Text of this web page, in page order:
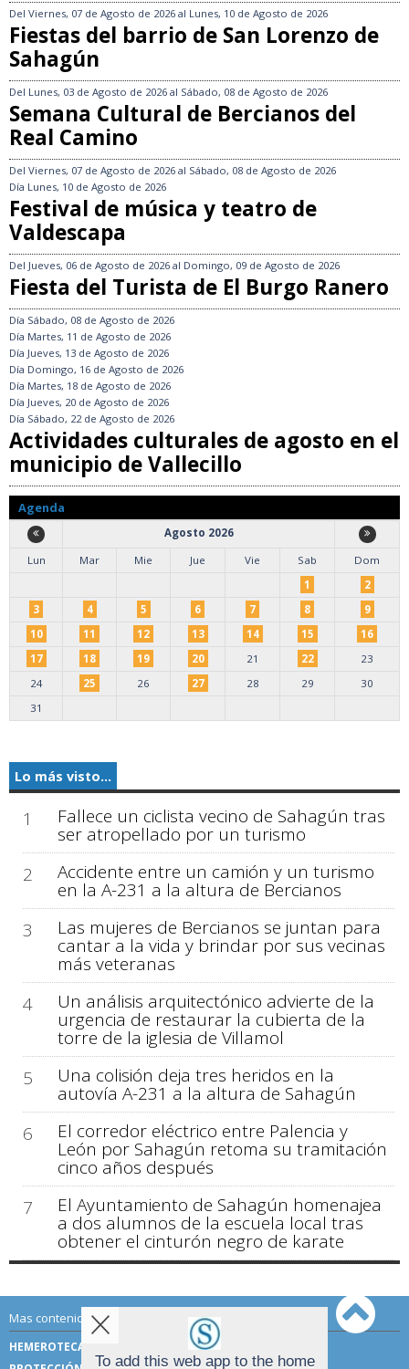
Del Viernes, 07 de Agosto de 2026 al Lunes, 10 de Agosto de 2026
Fiestas del barrio de San Lorenzo de
Sahagún
Del Lunes, 03 de Agosto de 2026 al Sábado, 08 de Agosto de 2026
Semana Cultural de Bercianos del
Real Camino
Del Viernes, 07 de Agosto de 2026 al Sábado, 08 de Agosto de 2026
Día Lunes, 10 de Agosto de 2026
Festival de música y teatro de
Valdescapa
Del Jueves, 06 de Agosto de 2026 al Domingo, 09 de Agosto de 2026
Fiesta del Turista de El Burgo Ranero
Día Sábado, 08 de Agosto de 2026
Día Martes, 11 de Agosto de 2026
Día Jueves, 13 de Agosto de 2026
Día Domingo, 16 de Agosto de 2026
Día Martes, 18 de Agosto de 2026
Día Jueves, 20 de Agosto de 2026
Día Sábado, 22 de Agosto de 2026
Actividades culturales de agosto en el
municipio de Vallecillo
Agenda
Agosto 2026
Lun
Mar Mie Jue Vie Sab
Dom
1
2
3
4 5 6 7 8
9
10
11 12 13 14 15
16
17
18 19 20 21 22
23
24
25 26 27 28 29
30
31
Lo más visto...
1 Fallece un ciclista vecino de Sahagún tras
ser atropellado por un turismo
2
Accidente entre un camión y un turismo
en la A-231 a la altura de Bercianos
3
Las mujeres de Bercianos se juntan para
cantar a la vida y brindar por sus vecinas
más veteranas
4
Un análisis arquitectónico advierte de la
urgencia de restaurar la cubierta de la
torre de la iglesia de Villamol
5
Una colisión deja tres heridos en la
autovía A-231 a la altura de Sahagún
6
El corredor eléctrico entre Palencia y
León por Sahagún retoma su tramitación
cinco años después
7
El Ayuntamiento de Sahagún homenajea
a dos alumnos de la escuela local tras
obtener el cinturón negro de karate
Mas contenido de Sahagún Digital:
HEMEROTECA
TÉRMINOS DE USO
To add this web app to the home